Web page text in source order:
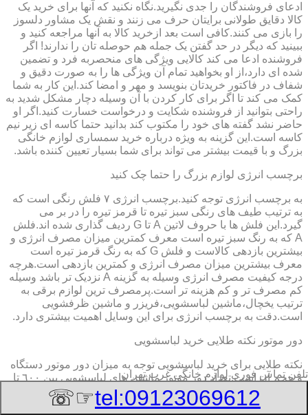
ادعای فروشندگان را جدی نگیرید.نگاه نکنید که آنها برای خرید یک
کالا دقایق طولانی برایتان حرف می زنند و نقش یک مشاور دلسوز
را بازی می کنند.کافی است بعد ازخرید کالا به آنها مراجعه کنید و
ببینید که دیگر در حد گفتن یک جمله هم حوصله تان را ندارند! اگر
فروشنده ادعا می کند کالایی ویژگی های منحصربه فرد و تضمین
شده ای دارد،از او بخواهید تمام آن ویژگی ها را به صورت دقیق و
شفاف در فاکتور خریدتان بنویسد و مهر و امضا کند.این کار به شما
کمک می کند تا اگر برای کار کردن با آن وسیله دچار مشکل شدید به
راحتی بتوانید از فروشنده شکایت و درخواست خسارت کنید.اگر او
حاضر نشد گفته های خود را مکتوب کند بدانید حتما کاسه ای زیر نیم
کاسه است.این گزینه به ویژه درباره خرید سمساری لوازم خانگی
بزرگ و با قیمت بیشتر می تواند برای شما بسیار تعیین کننده باشد.
برچسب انرژی لوازم بزرگ را حتما چک کنید
به برچسب انرژی توجه کنید.برچسب انرژی ٧ فلش رنگی است که
به ترتیب طیف های رنگی سبز تیره تا قرمز تیره را در بر می
گیرد.این فلش ها با حروف لاتین A تا G ردیف گذاری شده اند.فلش
A که به رنگ سبز تیره است معرف کمترین میزان مصرف انرژی و
بیشترین بازدهی کالاست و فلش G که به رنگ قرمز تیره است
معرف بیشترین میزان مصرف انرژی و کمترین بازدهی است.هرچه
درجه کیفیت مصرف انرژی وسیله به گزینه A نزدیک تر باشد وسیله
کم مصرف تر و کم هزینه تر است.پرمصرف ترین لوازم برقی به
ترتیب یخچال،ماشین لباسشویی،فریزر و ماشین ظرفشویی
است.دقت به برچسب انرژی برای این وسایل اهمیت بیشتری دارد.
دور موتور نکته طلایی خرید لباسشویی
نکته طلایی برای خرید لباسشویی توجه به میزان دور موتور دستگاه
و حجم آن است.تعداد دور موتور ماشین های لباسشویی بین ٦٠٠ تا
١٦٠٠ دور بر دقیقه است.لباسشویی هایی با دور موتور بیشتر قابلیت
شست وشو و خشک کردن بهتری دارند.حجم ماشین لباسشویی
تلفن تماس فوریلوازم خانگی غرب تهران
tel:09123069612
☞☏